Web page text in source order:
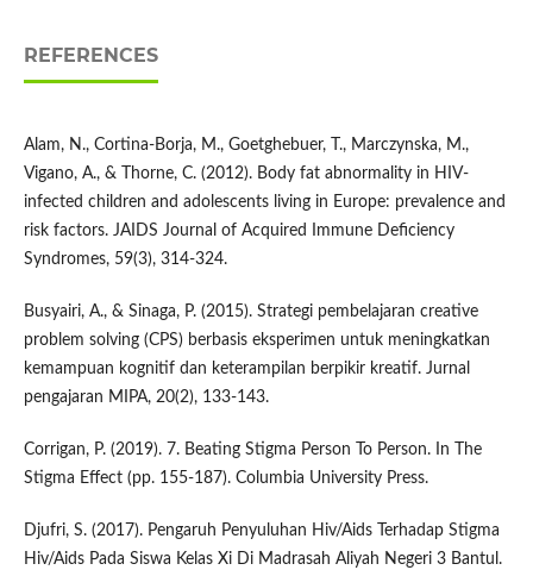
REFERENCES
Alam, N., Cortina-Borja, M., Goetghebuer, T., Marczynska, M.,
Vigano, A., & Thorne, C. (2012). Body fat abnormality in HIV-
infected children and adolescents living in Europe: prevalence and
risk factors. JAIDS Journal of Acquired Immune Deficiency
Syndromes, 59(3), 314-324.
Busyairi, A., & Sinaga, P. (2015). Strategi pembelajaran creative
problem solving (CPS) berbasis eksperimen untuk meningkatkan
kemampuan kognitif dan keterampilan berpikir kreatif. Jurnal
pengajaran MIPA, 20(2), 133-143.
Corrigan, P. (2019). 7. Beating Stigma Person To Person. In The
Stigma Effect (pp. 155-187). Columbia University Press.
Djufri, S. (2017). Pengaruh Penyuluhan Hiv/Aids Terhadap Stigma
Hiv/Aids Pada Siswa Kelas Xi Di Madrasah Aliyah Negeri 3 Bantul.